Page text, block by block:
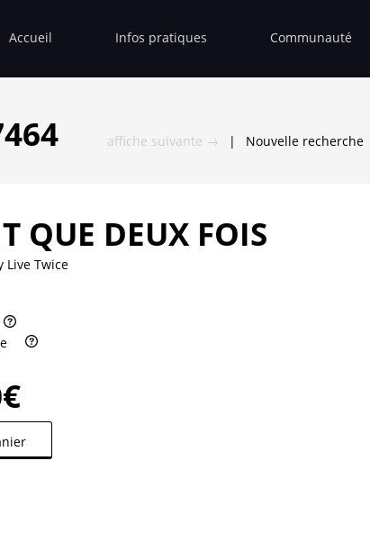
Accueil Infos pratiques
Affiche
Etat
Promotions
Contact
FAQ
Communauté
Collectionneur
Vendu
Thématiques
Partenaires
Vendre
affiche suivante → | Nouvelle recherche
QUE DEUX FOIS
Live Twice